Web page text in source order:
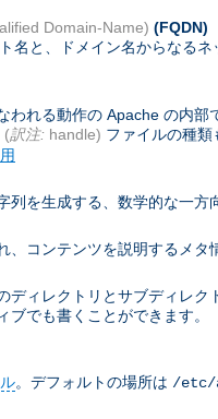
Domain-Name) (FQDN)
名と、ドメイン名からなる
われる動作の Apache の内
(訳注: handle) ファイルの種
列を生成する、数学的な一
、コンテンツを説明するメタ
ディレクトリとサブディレク
ブでも書くことができます。
。デフォルトの場所は /etc/